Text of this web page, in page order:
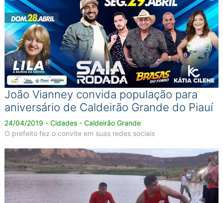
João Vianney convida população para
aniversário de Caldeirão Grande do Piauí
24/04/2019 - Cidades - Caldeirão Grande
O prefeito fez o convite em suas redes sociais